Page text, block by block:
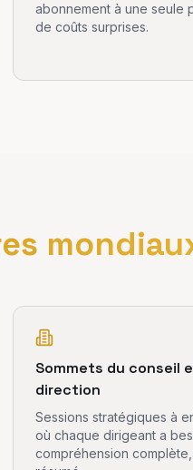
abonnement à une seule
de coûts surprises.
Sommets du conseil
direction
Sessions stratégiques à
où chaque dirigeant a
compréhension